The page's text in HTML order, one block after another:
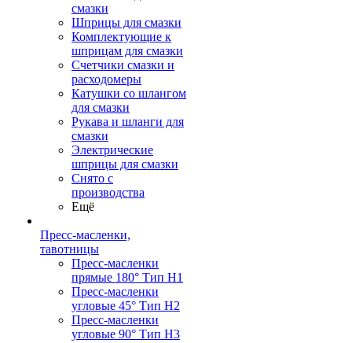
смазки
Шприцы для смазки
Комплектующие к
шприцам для смазки
Счетчики смазки и
расходомеры
Катушки со шлангом
для смазки
Рукава и шланги для
смазки
Электрические
шприцы для смазки
Снято с
производства
Ещё
Пресс-масленки,
тавотницы
Пресс-масленки
прямые 180° Тип H1
Пресс-масленки
угловые 45° Тип H2
Пресс-масленки
угловые 90° Тип H3